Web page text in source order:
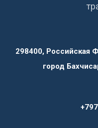
298400, Российская
город